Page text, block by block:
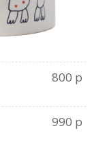
800 р
990 р